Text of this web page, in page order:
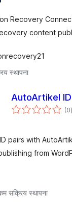
Recovery
content
स्थापना
AutoArtikel ID
(0)
pairs with
from
सक्रिय स्थापना